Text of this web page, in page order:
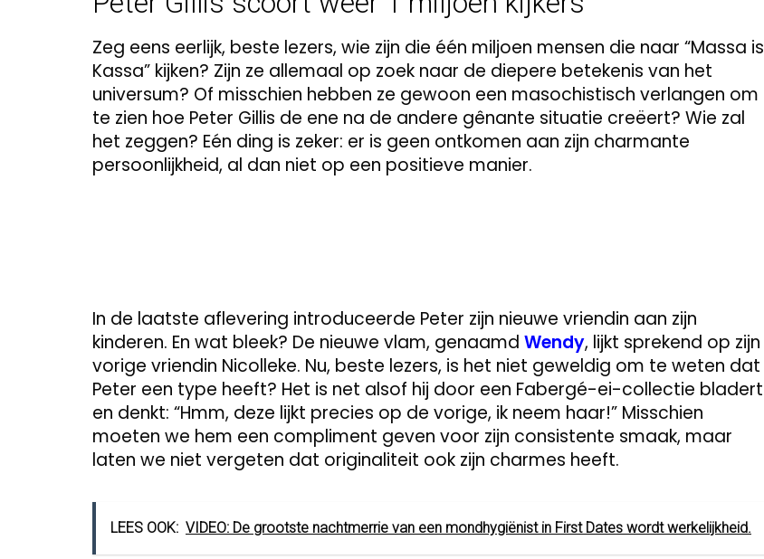
Zeg eens eerlijk, beste lezers, wie zijn die één miljoen mensen die naar “Massa is
Kassa” kijken? Zijn ze allemaal op zoek naar de diepere betekenis van het
universum? Of misschien hebben ze gewoon een masochistisch verlangen om
te zien hoe Peter Gillis de ene na de andere gênante situatie creëert? Wie zal
het zeggen? Eén ding is zeker: er is geen ontkomen aan zijn charmante
persoonlijkheid, al dan niet op een positieve manier.
In de laatste aflevering introduceerde Peter zijn nieuwe vriendin aan zijn
kinderen. En wat bleek? De nieuwe vlam, genaamd Wendy, lijkt sprekend op zijn
vorige vriendin Nicolleke. Nu, beste lezers, is het niet geweldig om te weten dat
Peter een type heeft? Het is net alsof hij door een Fabergé-ei-collectie bladert
en denkt: “Hmm, deze lijkt precies op de vorige, ik neem haar!” Misschien
moeten we hem een compliment geven voor zijn consistente smaak, maar
laten we niet vergeten dat originaliteit ook zijn charmes heeft.
LEES OOK: VIDEO: De grootste nachtmerrie van een mondhygiënist in First Dates wordt werkelijkheid.